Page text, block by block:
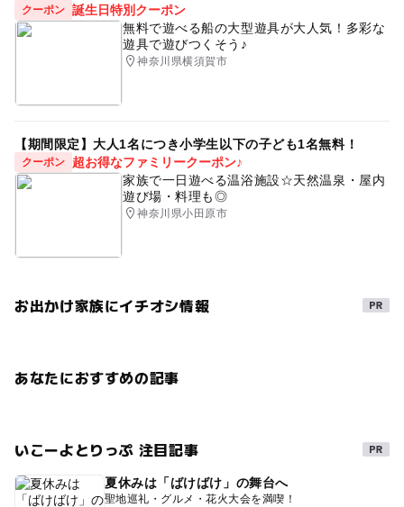
クーポン 誕生日特別クーポン
無料で遊べる船の大型遊具が大人気！多彩な
遊具で遊びつくそう♪
神奈川県横須賀市
【期間限定】大人1名につき小学生以下の子ども1名無料！
クーポン
超お得なファミリークーポン♪
家族で一日遊べる温浴施設☆天然温泉・屋内
遊び場・料理も◎
神奈川県小田原市
お出かけ家族にイチオシ情報
あなたにおすすめの記事
いこーよとりっぷ 注目記事
夏休みは「ばけばけ」の舞台へ
聖地巡礼・グルメ・花火大会を満喫！